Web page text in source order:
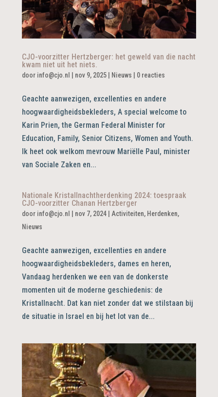
CJO-voorzitter Hertzberger: het geweld van die nacht
kwam niet uit het niets.
door info@cjo.nl | nov 9, 2025| Nieuws | 0 reacties
Geachte aanwezigen, excellenties en andere
hoogwaardigheidsbekleders, A special welcome to
Karin Prien, the German Federal Minister for
Education, Family, Senior Citizens, Women and Youth.
Ik heet ook welkom mevrouw Mariëlle Paul, minister
van Sociale Zaken en...
Nationale Kristallnachtherdenking 2024: toespraak
CJO-voorzitter Chanan Hertzberger
door info@cjo.nl | nov 7, 2024| Activiteiten, Herdenken,
Nieuws
Geachte aanwezigen, excellenties en andere
hoogwaardigheidsbekleders, dames en heren,
Vandaag herdenken we een van de donkerste
momenten uit de moderne geschiedenis: de
Kristallnacht. Dat kan niet zonder dat we stilstaan bij
de situatie in Israel en bij het lot van de...